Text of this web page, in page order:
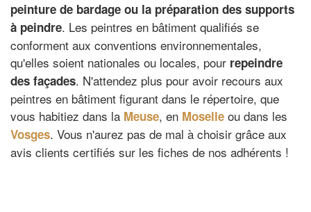
peinture de bardage ou la préparation des supports
à peindre. Les peintres en bâtiment qualifiés se
conforment aux conventions environnementales,
qu'elles soient nationales ou locales, pour repeindre
des façades. N'attendez plus pour avoir recours aux
peintres en bâtiment figurant dans le répertoire, que
vous habitiez dans la Meuse, en Moselle ou dans les
Vosges. Vous n'aurez pas de mal à choisir grâce aux
avis clients certifiés sur les fiches de nos adhérents !